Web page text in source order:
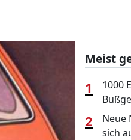
Meist
1
1000
2
Neue
sich